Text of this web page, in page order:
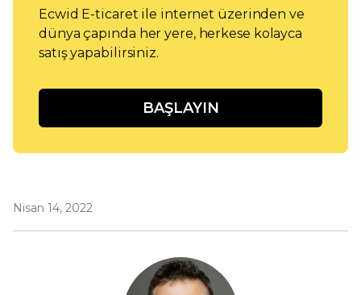
Ecwid E-ticaret ile internet üzerinden ve
dünya çapında her yere, herkese kolayca
satış yapabilirsiniz.
BAŞLAYIN
Nisan 14, 2022